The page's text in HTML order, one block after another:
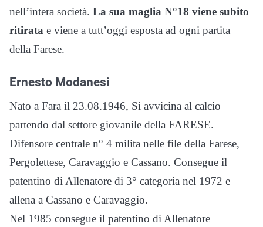
nell’intera società. La sua maglia N°18 viene subito
ritirata e viene a tutt’oggi esposta ad ogni partita
della Farese.
Ernesto Modanesi
Nato a Fara il 23.08.1946, Si avvicina al calcio
partendo dal settore giovanile della FARESE.
Difensore centrale n° 4 milita nelle file della Farese,
Pergolettese, Caravaggio e Cassano. Consegue il
patentino di Allenatore di 3° categoria nel 1972 e
allena a Cassano e Caravaggio.
Nel 1985 consegue il patentino di Allenatore